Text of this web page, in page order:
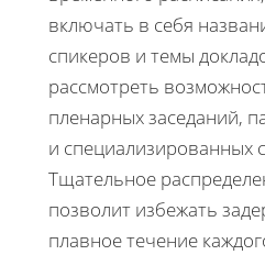
включать в себя
спикеров и темы
рассмотреть
пленарных заседаний,
и специализированных
Тщательное
позволит избежать
плавное течение